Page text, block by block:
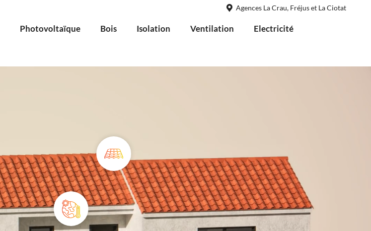
Agences La Crau, Fréjus et La Ciotat
Photovoltaïque Bois Isolation Ventilation Electricité
Toiture